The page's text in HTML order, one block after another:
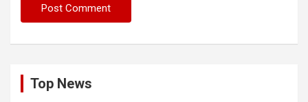
Top News